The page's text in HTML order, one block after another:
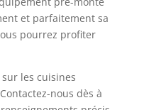
et parfaitement sa
pourrez profiter
les cuisines
nous dès à